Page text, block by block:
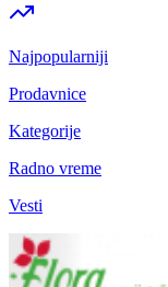
Najpopularniji
Prodavnice
Kategorije
Radno vreme
Vesti